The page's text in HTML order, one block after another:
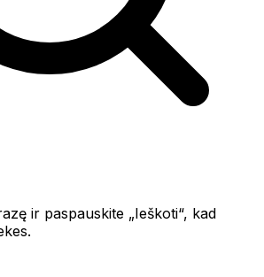
ir paspauskite „Ieškoti“, kad